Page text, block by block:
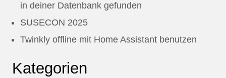
in deiner Datenbank gefunden
SUSECON 2025
Twinkly offline mit Home Assistant benutzen
Kategorien